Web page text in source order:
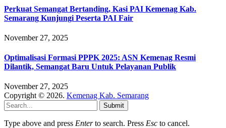
Perkuat Semangat Bertanding, Kasi PAI Kemenag Kab.
Semarang Kunjungi Peserta PAI Fair
November 27, 2025
Optimalisasi Formasi PPPK 2025: ASN Kemenag Resmi
Dilantik, Semangat Baru Untuk Pelayanan Publik
November 27, 2025
Copyright © 2026. Kemenag Kab. Semarang
Submit
Type above and press Enterto search. Press Esc to cancel.